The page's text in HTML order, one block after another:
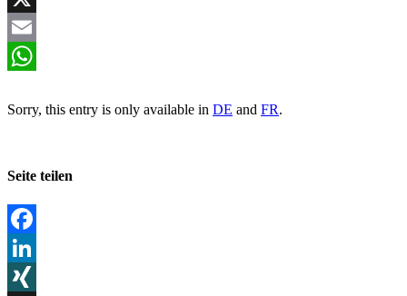
X
Email
Sorry, this entry is only available in DE and FR.
Seite teilen
Facebook
LinkedIn